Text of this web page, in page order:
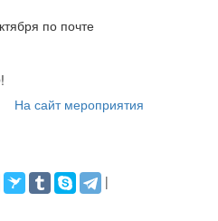
по почте
На сайт мероприятия
|